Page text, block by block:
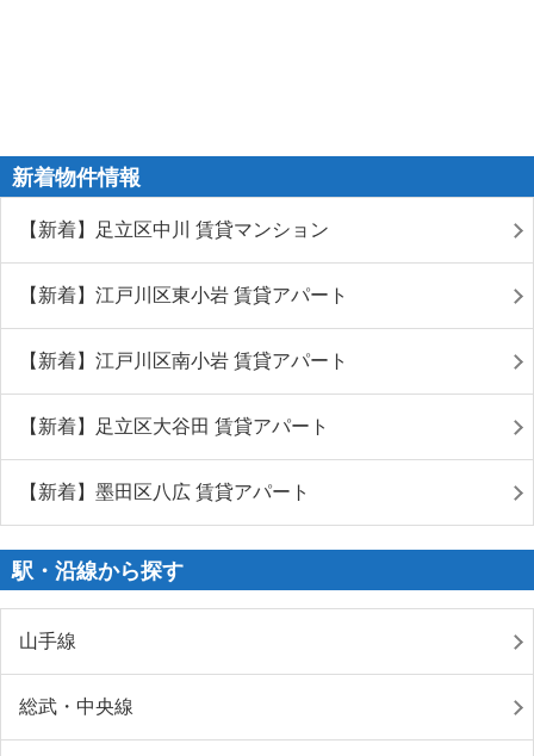
新着物件情報
【新着】足立区中川 賃貸マンション
【新着】江戸川区東小岩 賃貸アパート
【新着】江戸川区南小岩 賃貸アパート
【新着】足立区大谷田 賃貸アパート
【新着】墨田区八広 賃貸アパート
駅・沿線から探す
山手線
総武・中央線